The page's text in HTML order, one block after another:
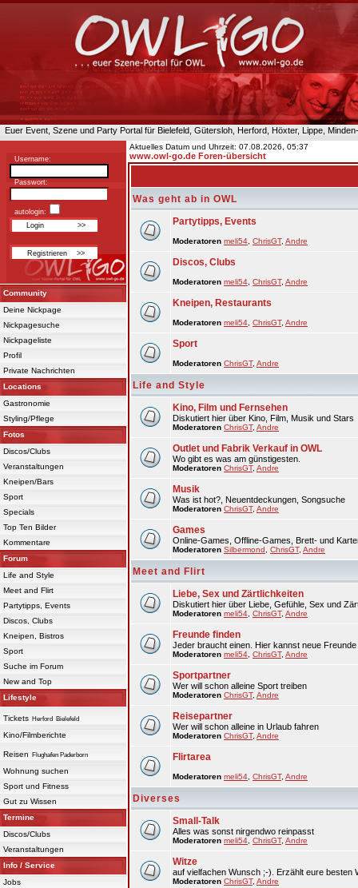
Euer Event, Szene und Party Portal für Bielefeld, Gütersloh, Herford, Höxter, Lippe,
Username:
Passwort:
autologin:
Community
Deine Nickpage
Nickpagesuche
Nickpageliste
Profil
Private Nachrichten
Locations
Gastronomie
Styling/Pflege
Fotos
Discos/Clubs
Veranstaltungen
Kneipen/Bars
Sport
Specials
Top Ten Bilder
Kommentare
Forum
Life and Style
Meet and Flirt
Partytipps, Events
Discos, Clubs
Kneipen, Bistros
Sport
Suche im Forum
New and Top
Lifestyle
Tickets Herford Bielefeld
Kino/Filmberichte
Reisen Flughafen Paderborn
Wohnung suchen
Sport und Fitness
Gut zu Wissen
Termine
Discos/Clubs
Veranstaltungen
Info / Service
Jobs
Aktuelles Datum und Uhrzeit: 07.08.2026, 05:37
www.owl-go.de Foren-übersicht
Was geht ab in OWL
Partytipps, Events
Moderatoren meli54 ChrisGT, Andre
Discos, Clubs
Moderatoren meli54 ChrisGT, Andre
Kneipen, Restaurants
Moderatoren meli54 ChrisGT, Andre
Sport
Moderatoren ChrisGT, Andre
Life and Style
Kino, Film und Fernsehen
Diskutiert hier über Kino, Film, Musik und Stars
Moderatoren ChrisGT, Andre
Outlet und Fabrik Verkauf in OWL
Wo gibt es was am günstigesten.
Moderatoren ChrisGT, Andre
Musik
Was ist hot?, Neuentdeckungen, Songsuche
Moderatoren ChrisGT, Andre
Games
Online-Games, Offline-Games, Brett- und
Moderatoren Silbermond ChrisGT, Andre
Meet and Flirt
Liebe, Sex und Zärtlichkeiten
Diskutiert hier über Liebe, Gefühle, Sex und
Moderatoren meli54 ChrisGT, Andre
Freunde finden
Jeder braucht einen. Hier kannst neue Freunde
Moderatoren meli54 ChrisGT, Andre
Sportpartner
Wer will schon alleine Sport treiben
Moderatoren ChrisGT, Andre
Reisepartner
Wer will schon alleine in Urlaub fahren
Moderatoren ChrisGT, Andre
Flirtarea
Moderatoren meli54 ChrisGT, Andre
Diverses
Small-Talk
Alles was sonst nirgendwo reinpasst
Moderatoren meli54 ChrisGT, Andre
Witze
auf vielfachen Wunsch ;-). Erzählt eure besten
Moderatoren ChrisGT, Andre